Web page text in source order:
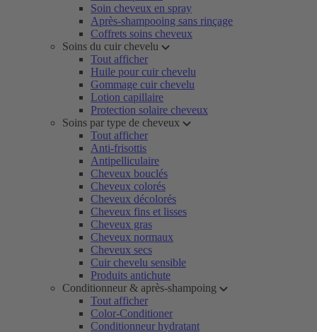
Soin cheveux en spray
Après-shampooing sans rinçage
Coffrets soins cheveux
Soins du cuir chevelu
Tout afficher
Huile pour cuir chevelu
Gommage cuir chevelu
Lotion capillaire
Protection solaire cheveux
Soins par type de cheveux
Tout afficher
Anti-frisottis
Antipelliculaire
Cheveux bouclés
Cheveux colorés
Cheveux décolorés
Cheveux fins et lisses
Cheveux gras
Cheveux normaux
Cheveux secs
Cuir chevelu sensible
Produits antichute
Conditionneur & après-shampoing
Tout afficher
Color-Conditioner
Conditionneur hydratant